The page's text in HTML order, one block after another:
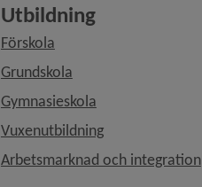
Utbildning
Förskola
Grundskola
Gymnasieskola
Vuxenutbildning
Arbetsmarknad och integration